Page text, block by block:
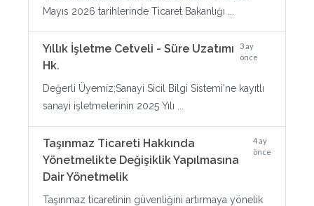
Mayıs 2026 tarihlerinde Ticaret Bakanlığı ...
Yıllık İşletme Cetveli - Süre Uzatımı
Hk.
3 ay
önce
Değerli Üyemiz;Sanayi Sicil Bilgi Sistemi'ne kayıtlı
sanayi işletmelerinin 2025 Yılı ...
Taşınmaz Ticareti Hakkında
Yönetmelikte Değişiklik Yapılmasına
Dair Yönetmelik
4 ay
önce
Taşınmaz ticaretinin güvenliğini artırmaya yönelik